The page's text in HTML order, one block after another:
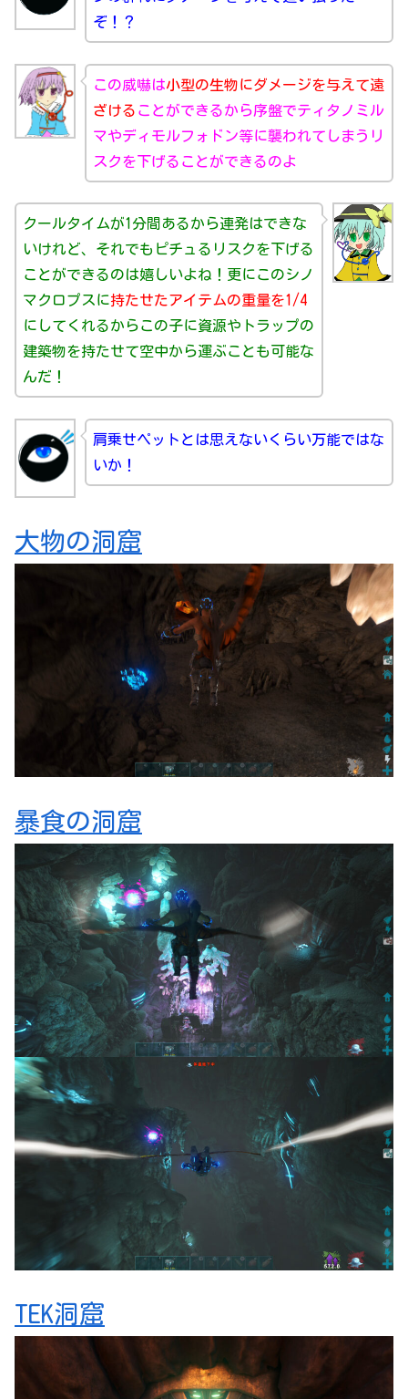
ぞ！？
この威嚇は小型の生物にダメージを与えて遠
ざける ことができるから序盤でティタノミル
マやディモルフォドン等に襲われてしまうリ
スクを下げることができるのよ
クールタイムが1分間あるから連発はできな
いけれど、それでもピチュるリスクを下げる
ことができるのは嬉しいよね！更にこのシノ
マクロプスに持たせたアイテムの重量を1/4
にしてくれるからこの子に資源やトラップの
建築物を持たせて空中から運ぶことも可能な
んだ！
肩乗せペットとは思えないくらい万能ではな
いか！
大物の洞窟
暴食の洞窟
TEK洞窟